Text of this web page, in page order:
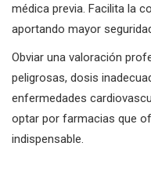
médica previa. Facilita la
aportando mayor
Obviar una valoración
peligrosas, dosis
enfermedades
optar por farmacias que
indispensable.